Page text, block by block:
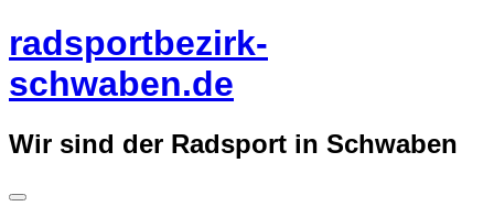
Überspringe
zum
radsportbezirk-
schwaben.de
Wir sind der Radsport in Schwaben